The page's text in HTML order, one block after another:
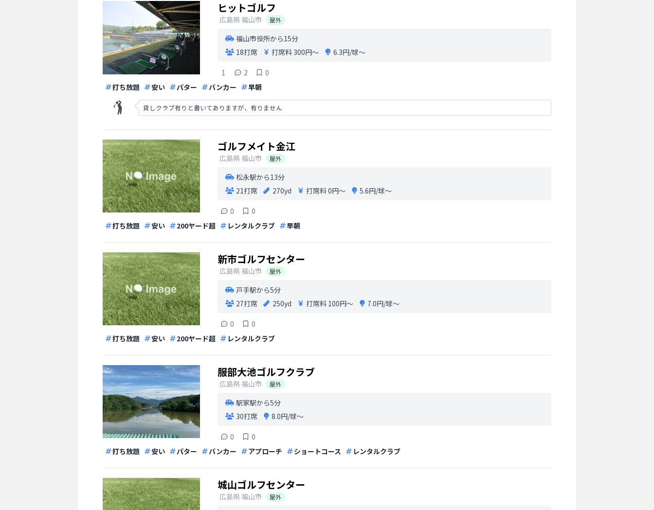
ヒットゴルフ
広島県 福山市 屋外
福山市役所から15分
18打席
打席料 300円〜 6.3円/球〜
1 2
0
打ち放題
安い パター バンカー 早朝
貸しクラブ有りと書いてありますが、有りません
ゴルフメイト金江
広島県 福山市 屋外
松永駅から13分
21打席
270yd 打席料0円〜 5.6円/球〜
0
0
打ち放題
安い 200ヤード超 レンタルクラブ 早朝
新市ゴルフセンター
広島県 福山市 屋外
戸手駅から5分
27打席
250yd 打席料 100円〜 7.0円/球〜
0
0
打ち放題
安い 200ヤード超 レンタルクラブ
服部大池ゴルフクラブ
広島県 福山市 屋外
駅家駅から5分
30打席
8.0円/球〜
0
0
打ち放題
安い パター バンカー アプローチ ショートコース レンタルクラブ
城山ゴルフセンター
広島県 福山市 屋外